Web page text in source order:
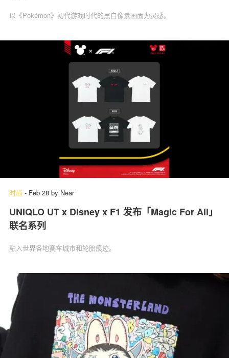
以《Pokémon》初代游戏时代的黑白像素画面为灵感。
时尚 - Feb 28 by Near
UNIQLO UT x Disney x F1 发布「Magic For All」
联名系列
融入世界各地赛车城市和轮胎痕迹。